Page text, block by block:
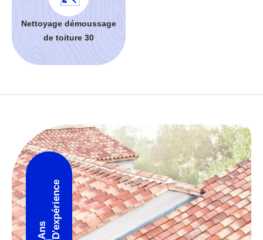
Nettoyage démoussage
de toiture 30
Ans D'expérience